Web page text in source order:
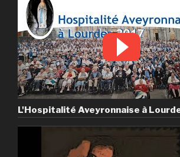
L'Hospitalité Aveyronnaise à